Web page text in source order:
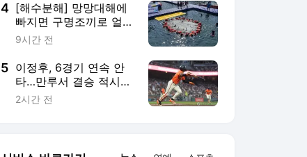
4 [해수분해] 망망대해에
빠지면 구명조끼로 얼마
나 버틸까
9시간 전
5 이정후, 6경기 연속 안
타…만루서 결승 적시타
(종합)
2시간 전